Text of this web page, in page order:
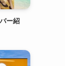
ー紹